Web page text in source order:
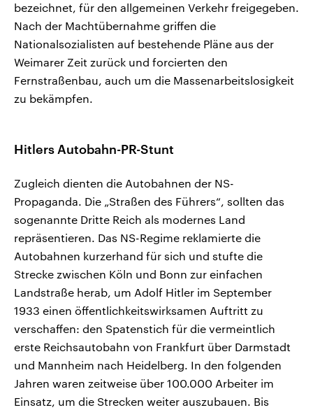
bezeichnet, für den allgemeinen Verkehr freigegeben.
Nach der Machtübernahme griffen die
Nationalsozialisten auf bestehende Pläne aus der
Weimarer Zeit zurück und forcierten den
Fernstraßenbau, auch um die Massenarbeitslosigkeit
zu bekämpfen.
Hitlers Autobahn-PR-Stunt
Zugleich dienten die Autobahnen der NS-
Propaganda. Die „Straßen des Führers“, sollten das
sogenannte Dritte Reich als modernes Land
repräsentieren. Das NS-Regime reklamierte die
Autobahnen kurzerhand für sich und stufte die
Strecke zwischen Köln und Bonn zur einfachen
Landstraße herab, um Adolf Hitler im September
1933 einen öffentlichkeitswirksamen Auftritt zu
verschaffen: den Spatenstich für die vermeintlich
erste Reichsautobahn von Frankfurt über Darmstadt
und Mannheim nach Heidelberg. In den folgenden
Jahren waren zeitweise über 100.000 Arbeiter im
Einsatz, um die Strecken weiter auszubauen. Bis